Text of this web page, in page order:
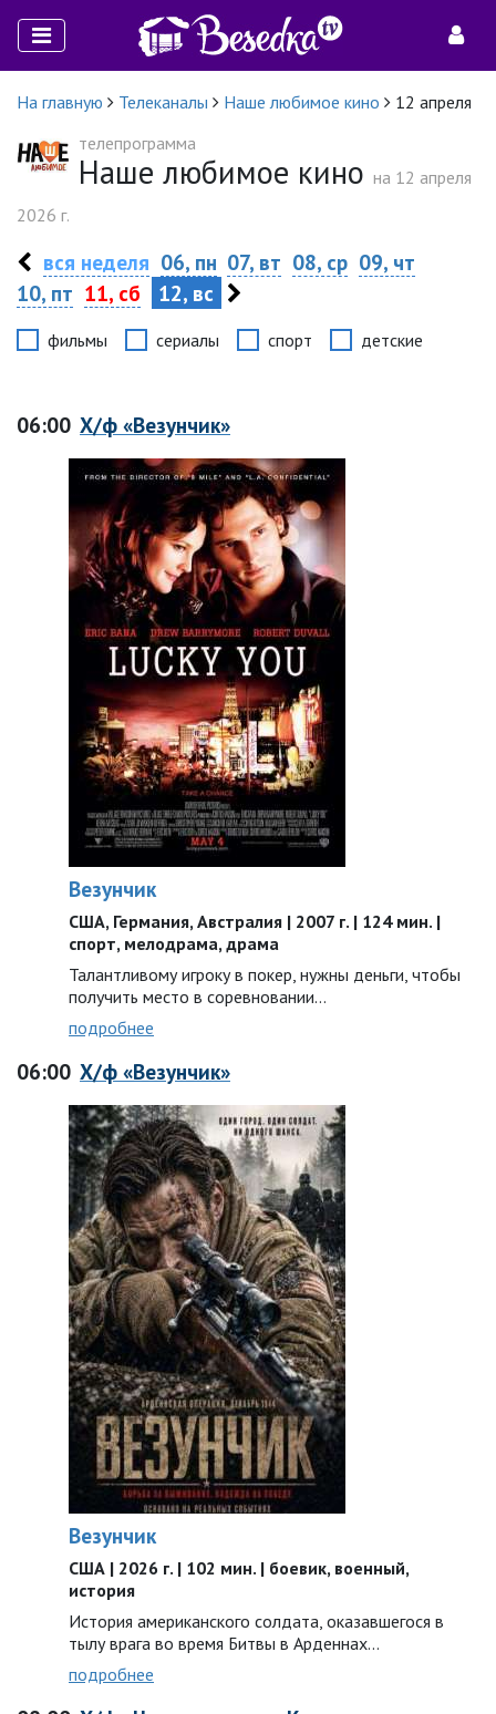
На главную Телеканалы Наше любимое кино
12 апреля
телепрограмма
Наше любимое кино на 12 апреля
2026 г.
вся неделя 06, пн 07, вт 08, ср 09, чт
10, пт 11, сб 12, вс
фильмы сериалы спорт детские
06:00 Х/ф «Везунчик»
Везунчик
США, Германия, Австралия | 2007 г. | 124 мин. |
спорт, мелодрама, драма
Талантливому игроку в покер, нужны деньги, чтобы
получить место в соревновании…
подробнее
06:00 Х/ф «Везунчик»
Везунчик
США | 2026 г. | 102 мин. | боевик, военный,
история
История американского солдата, оказавшегося в
тылу врага во время Битвы в Арденнах…
подробнее